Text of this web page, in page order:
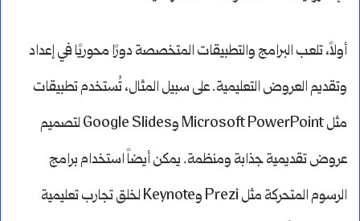
أولاً، تلعب البرامج والتطبيقات المتخصصة دورًا محوريًا في إعداد
وتقديم العروض التعليمية. على سبيل المثال، تُستخدم تطبيقات
مثل Microsoft PowerPoint وGoogle Slides لتصميم
عروض تقديمية جذابة ومنظمة. يمكن أيضاً استخدام برامج
الرسوم المتحركة مثل Prezi وKeynote لخلق تجارب تعليمية